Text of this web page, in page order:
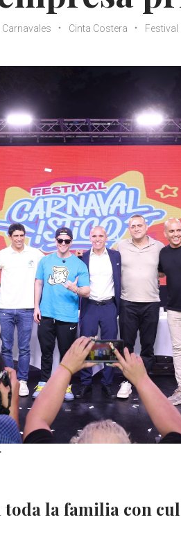
Carnavales Cinta Costera
la familia con